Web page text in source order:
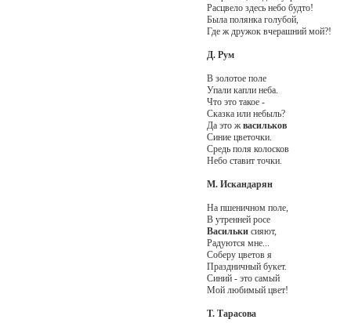
Расцвело здесь небо будто!
Была полянка голубой,
Где ж дружок вчерашний мой?!
Д. Рум
В золотое поле
Упали капли неба.
Что это такое -
Сказка или небыль?
Да это ж васильков
Синие цветочки.
Средь поля колосков
Небо ставит точки.
М. Искандарян
На пшеничном поле,
В утренней росе
Василькисияют,
Радуются мне...
Соберу цветов я
Праздничный букет.
Синий - это самый
Мой любимый цвет!
Т. Тарасова